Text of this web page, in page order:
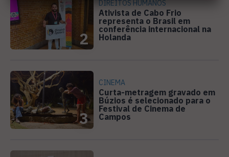
2
DIREITOS HUMANOS
Ativista de Cabo Frio
representa o Brasil em
conferência internacional na
Holanda
3
CINEMA
Curta-metragem gravado em
Búzios é selecionado para o
Festival de Cinema de
Campos